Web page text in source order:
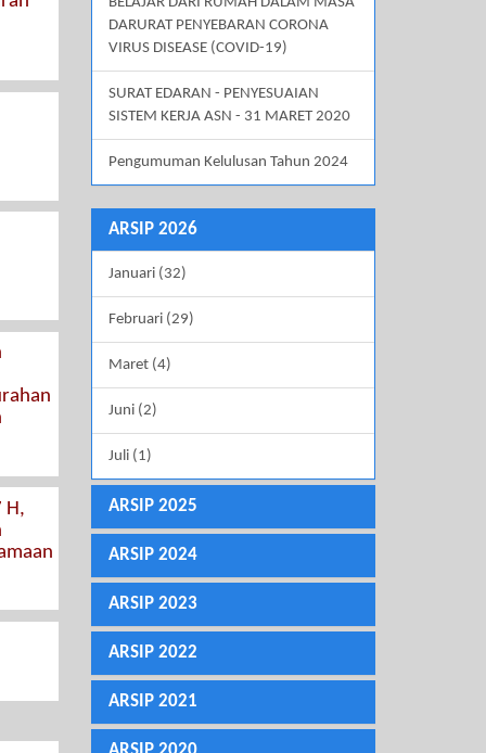
H,
DARURAT PENYEBARAN CORONA
VIRUS DISEASE (COVID-19)
SURAT EDARAN - PENYESUAIAN
SISTEM KERJA ASN - 31 MARET 2020
Pengumuman Kelulusan Tahun 2024
ARSIP 2026
Januari (32)
Februari (29)
Maret (4)
Juni (2)
Juli (1)
ARSIP 2025
ARSIP 2024
ARSIP 2023
ARSIP 2022
ARSIP 2021